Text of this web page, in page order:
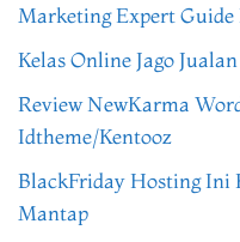
Marketing Expert Guide
Kelas Online Jago
Review NewKarma
Idtheme/Kentooz
BlackFriday Hosting Ini
Mantap